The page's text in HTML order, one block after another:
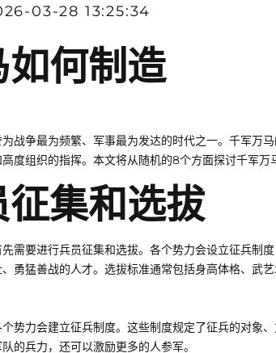
03-28 13:25:34
何制造
战争最为频繁、军事最为发达的时代之一。千军万
度组织的指挥。本文将从随机的8个方面探讨千军万
集和选拔
需要进行兵员征集和选拔。各个势力会设立征兵制
勇猛善战的人才。选拔标准通常包括身高体格、武艺
势力会建立征兵制度。这些制度规定了征兵的对象
的兵力，还可以激励更多的人参军。